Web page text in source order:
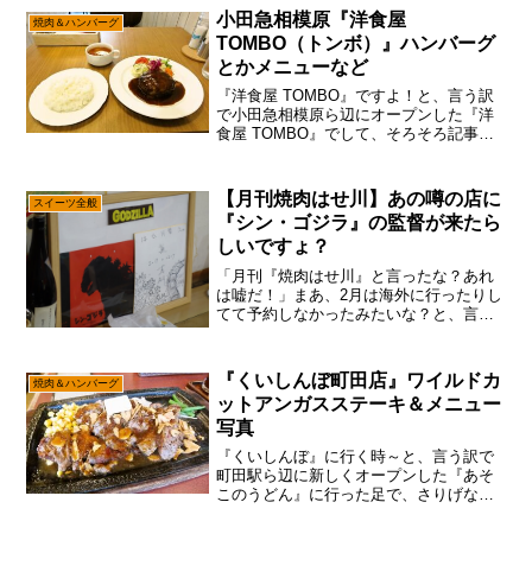
こんだけ相模原の食を調べている筆者
が、今頃『つわの』...
焼肉＆ハンバーグ
小田急相模原『洋食屋
TOMBO（トンボ）』ハンバーグ
とかメニューなど
『洋食屋 TOMBO』ですよ！と、言う訳
で小田急相模原ら辺にオープンした『洋
食屋 TOMBO』でして、そろそろ記事化
行って無かったんですよね～一応は今期
から相模原に引っ...
スイーツ全般
【月刊焼肉はせ川】あの噂の店に
『シン・ゴジラ』の監督が来たら
しいですょ？
「月刊『焼肉はせ川』と言ったな？あれ
は嘘だ！」まあ、2月は海外に行ったりし
てて予約しなかったみたいな？と、言う
は最後の最後までやらない、もしくは一
切やらないかの二択で...
焼肉＆ハンバーグ
『くいしんぼ町田店』ワイルドカ
ットアンガスステーキ＆メニュー
写真
『くいしんぼ』に行く時～と、言う訳で
町田駅ら辺に新しくオープンした『あそ
このうどん』に行った足で、さりげなく